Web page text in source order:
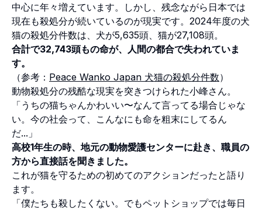
中心に年々増えています。しかし、残念ながら日本では
現在も殺処分が続いているのが現実です。2024年度の犬
猫の殺処分件数は、犬が5,635頭、猫が27,108頭。
合計で32,743頭もの命が、人間の都合で失われていま
す。
（参考： Peace Wanko Japan 犬猫の殺処分件数）
動物殺処分の残酷な現実を突きつけられた小峰さん。
「うちの猫ちゃんかわいい〜なんて言ってる場合じゃな
い。今の社会って、こんなにも命を粗末にしてるん
だ...」
高校1年生の時、地元の動物愛護センターに赴き、職員の
方から直接話を聞きました。
これが猫を守るための初めてのアクションだったと語り
ます。
「僕たちも殺したくない。でもペットショップでは毎日